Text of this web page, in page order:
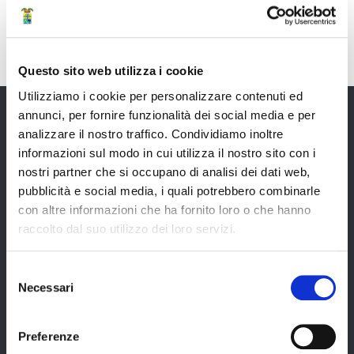
Questo sito web utilizza i cookie
Utilizziamo i cookie per personalizzare contenuti ed
annunci, per fornire funzionalità dei social media e per
analizzare il nostro traffico. Condividiamo inoltre
informazioni sul modo in cui utilizza il nostro sito con i
nostri partner che si occupano di analisi dei dati web,
pubblicità e social media, i quali potrebbero combinarle
con altre informazioni che ha fornito loro o che hanno
raccolto dal suo utilizzo dei loro servizi.
delNecessari
Preferenze
Funzionario Contabile con E.Q. con
funzioni dirigenziali (Funzionario ed elevata
qualificazione)
Funzionario Controllo di Gestione
(Funzionario ed elevata qualificazione)
Funzionario Leg. Amministrativo -
Avvocato (Funzionario ed elevata qualificazione)
Funzionario Relaz. Internazionale
Funzionario Sistemi Gestionali con E.Q.
Provincia di Modena
Elezioni Provinciali del 29/09/2024